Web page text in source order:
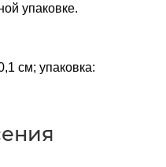
упаковке.
см; упаковка: